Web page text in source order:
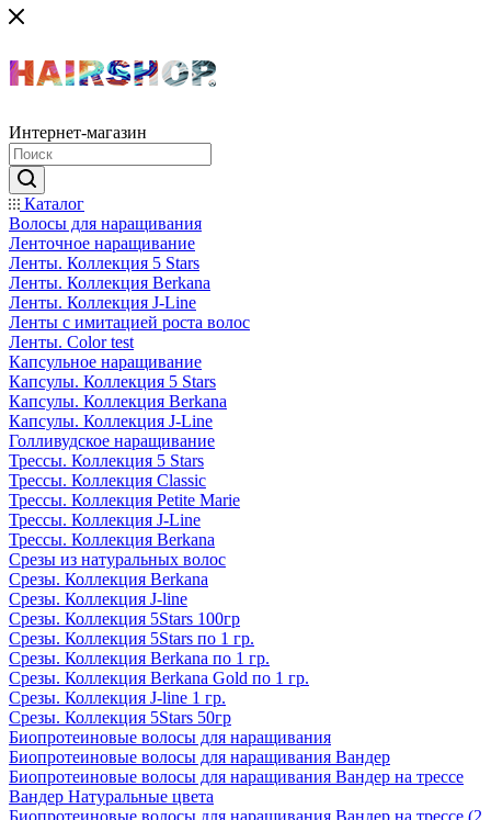
Интернет-магазин
Каталог
Волосы для наращивания
Ленточное наращивание
Ленты. Коллекция 5 Stars
Ленты. Коллекция Berkana
Ленты. Коллекция J-Line
Ленты с имитацией роста волос
Ленты. Color test
Капсульное наращивание
Капсулы. Коллекция 5 Stars
Капсулы. Коллекция Berkana
Капсулы. Коллекция J-Line
Голливудское наращивание
Трессы. Коллекция 5 Stars
Трессы. Коллекция Classic
Трессы. Коллекция Petite Marie
Трессы. Коллекция J-Line
Трессы. Коллекция Berkana
Срезы из натуральных волос
Срезы. Коллекция Berkana
Срезы. Коллекция J-line
Срезы. Коллекция 5Stars 100гр
Срезы. Коллекция 5Stars по 1 гр.
Срезы. Коллекция Berkana по 1 гр.
Срезы. Коллекция Berkana Gold по 1 гр.
Срезы. Коллекция J-line 1 гр.
Срезы. Коллекция 5Stars 50гр
Биопротеиновые волосы для наращивания
Биопротеиновые волосы для наращивания Вандер
Биопротеиновые волосы для наращивания Вандер на трессе
Вандер Натуральные цвета
Биопротеиновые волосы для наращивания Вандер на трессе (2